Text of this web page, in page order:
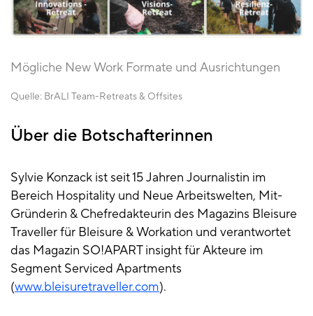
Mögliche New Work Formate und Ausrichtungen
Quelle: BrALI Team-Retreats & Offsites
Über die Botschafterinnen
Sylvie Konzack ist seit 15 Jahren Journalistin im
Bereich Hospitality und Neue Arbeitswelten, Mit-
Gründerin & Chefredakteurin des Magazins Bleisure
Traveller für Bleisure & Workation und verantwortet
das Magazin SO!APART insight für Akteure im
Segment Serviced Apartments
(www.bleisuretraveller.com).